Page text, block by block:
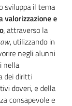
il tema
e
, attraverso la
, utilizzando in
negli alunni
nella
dei diritti
doveri, e della
consapevole e